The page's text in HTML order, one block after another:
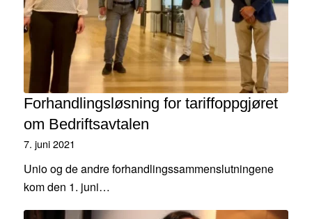
Forhandlingsløsning for tariffoppgjøret
om Bedriftsavtalen
7. juni 2021
Unio og de andre forhandlingssammenslutningene
kom den 1. juni…